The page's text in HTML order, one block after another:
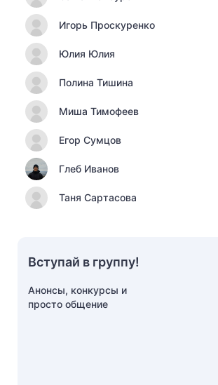
Игорь Проскуренко
Юлия Юлия
Полина Тишина
Миша Тимофеев
Егор Сумцов
Глеб Иванов
Таня Сартасова
Вступай в группу!
Анонсы, конкурсы и
просто общение